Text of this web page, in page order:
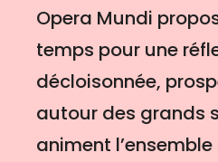
Opera Mundi
temps pour une
décloisonnée,
autour des grands
animent